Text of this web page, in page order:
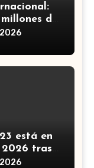
de
está en
tras